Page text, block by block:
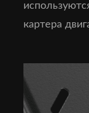
картера